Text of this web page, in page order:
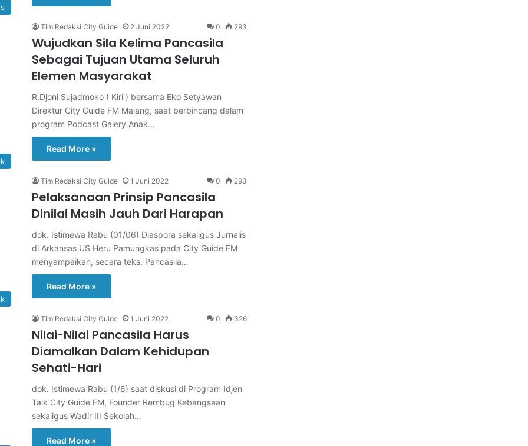
Tim Redaksi City Guide 2 Juni 2022 0 293
Wujudkan Sila Kelima Pancasila
Sebagai Tujuan Utama Seluruh
Elemen Masyarakat
R.Djoni Sujadmoko ( Kiri ) bersama Eko Setyawan
Direktur City Guide FM Malang, saat berbincang dalam
program Podcast Galery Anak…
Read More »
Tim Redaksi City Guide 1 Juni 2022 0 293
Pelaksanaan Prinsip Pancasila
Dinilai Masih Jauh Dari Harapan
dok. Istimewa Rabu (01/06) Diaspora sekaligus Jurnalis
di Arkansas US Heru Pamungkas pada City Guide FM
menyampaikan, secara teks, Pancasila…
Read More »
Tim Redaksi City Guide 1 Juni 2022 0 326
Nilai-Nilai Pancasila Harus
Diamalkan Dalam Kehidupan
Sehati-Hari
dok. Istimewa Rabu (1/6) saat diskusi di Program Idjen
Talk City Guide FM, Founder Rembug Kebangsaan
sekaligus Wadir III Sekolah…
Read More »